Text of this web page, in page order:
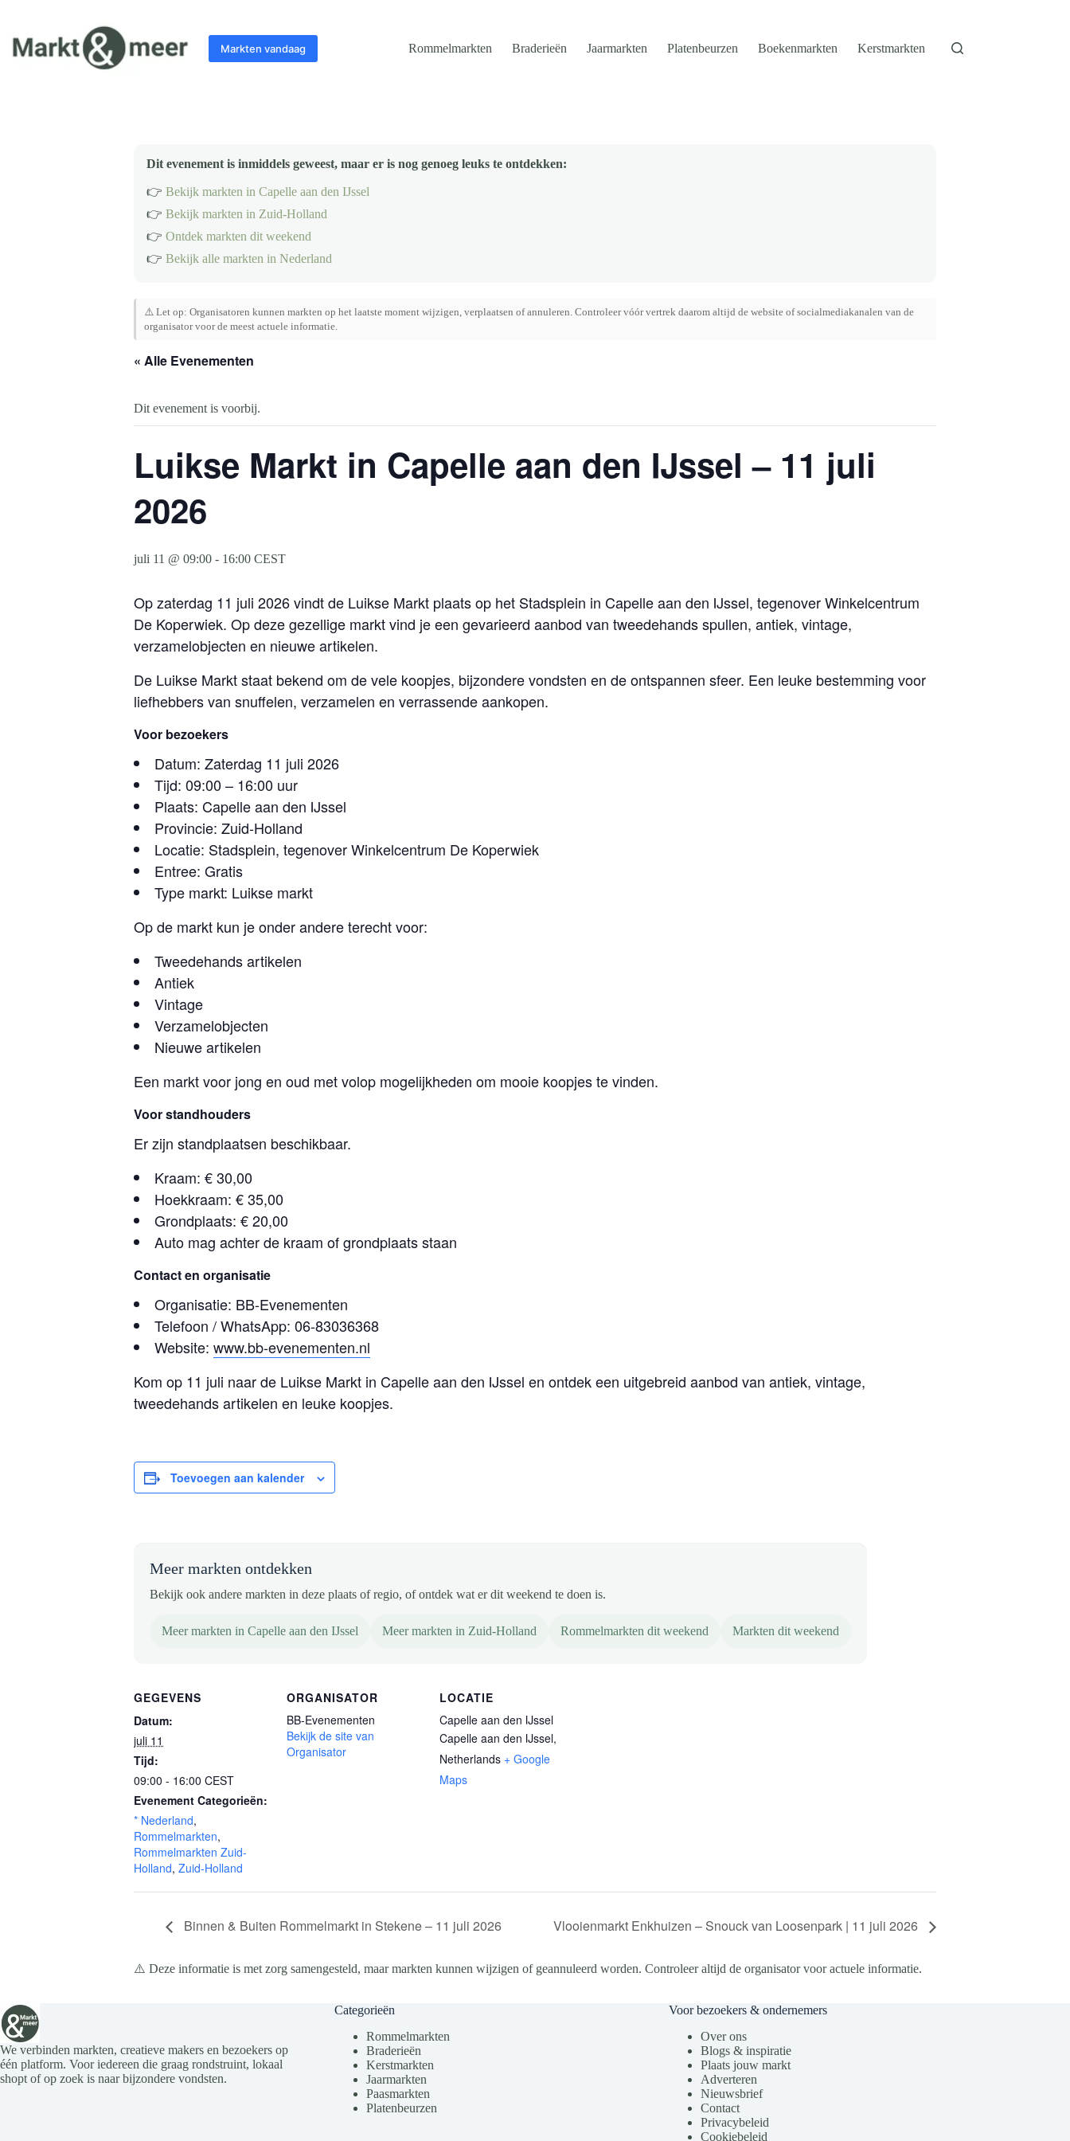
inhoud
Markten vandaag Rommelmarkten Braderieën Jaarmarkten Platenbeurzen Boekenmarkten Kerstmarkten
Dit evenement is inmiddels geweest, maar er is nog genoeg leuks te ontdekken:
👉 Bekijk markten in Capelle aan den IJssel
👉 Bekijk markten in Zuid-Holland
👉 Ontdek markten dit weekend
👉 Bekijk alle markten in Nederland
⚠️ Let op: Organisatoren kunnen markten op het laatste moment wijzigen, verplaatsen of annuleren. Controleer vóór vertrek daarom altijd de website of socialmediakanalen van de
organisator voor de meest actuele informatie.
« Alle Evenementen
Dit evenement is voorbij.
Luikse Markt in Capelle aan den IJssel – 11 juli
2026
juli 11 @ 09:00 - 16:00 CEST
Op zaterdag 11 juli 2026 vindt de Luikse Markt plaats op het Stadsplein in Capelle aan den IJssel, tegenover Winkelcentrum
De Koperwiek. Op deze gezellige markt vind je een gevarieerd aanbod van tweedehands spullen, antiek, vintage,
verzamelobjecten en nieuwe artikelen.
De Luikse Markt staat bekend om de vele koopjes, bijzondere vondsten en de ontspannen sfeer. Een leuke bestemming voor
liefhebbers van snuffelen, verzamelen en verrassende aankopen.
Voor bezoekers
Datum: Zaterdag 11 juli 2026
Tijd: 09:00 – 16:00 uur
Plaats: Capelle aan den IJssel
Provincie: Zuid-Holland
Locatie: Stadsplein, tegenover Winkelcentrum De Koperwiek
Entree: Gratis
Type markt: Luikse markt
Op de markt kun je onder andere terecht voor:
Tweedehands artikelen
Antiek
Vintage
Verzamelobjecten
Nieuwe artikelen
Een markt voor jong en oud met volop mogelijkheden om mooie koopjes te vinden.
Voor standhouders
Er zijn standplaatsen beschikbaar.
Kraam: € 30,00
Hoekkraam: € 35,00
Grondplaats: € 20,00
Auto mag achter de kraam of grondplaats staan
Contact en organisatie
Organisatie: BB-Evenementen
Telefoon / WhatsApp: 06-83036368
Website: www.bb-evenementen.nl
Kom op 11 juli naar de Luikse Markt in Capelle aan den IJssel en ontdek een uitgebreid aanbod van antiek, vintage,
tweedehands artikelen en leuke koopjes.
Toevoegen aan kalender
Meer markten ontdekken
Bekijk ook andere markten in deze plaats of regio, of ontdek wat er dit weekend te doen is.
Meer markten in Capelle aan den IJssel Meer markten in Zuid-Holland Rommelmarkten dit weekend Markten dit weekend
GEGEVENS
Datum:
juli 11
Tijd:
09:00 - 16:00 CEST
Evenement Categorieën:
* Nederland,
Rommelmarkten,
Rommelmarkten Zuid-
Holland, Zuid-Holland
ORGANISATOR
BB-Evenementen
Bekijk de site van
Organisator
LOCATIE
Capelle aan den IJssel
Capelle aan den IJssel,
Netherlands + Google
Maps
Binnen & Buiten Rommelmarkt in Stekene – 11 juli 2026 Vlooienmarkt Enkhuizen – Snouck van Loosenpark | 11 juli 2026
⚠️ Deze informatie is met zorg samengesteld, maar markten kunnen wijzigen of geannuleerd worden. Controleer altijd de organisator voor actuele informatie.
We verbinden markten, creatieve makers en bezoekers op
één platform. Voor iedereen die graag rondstruint, lokaal
shopt of op zoek is naar bijzondere vondsten.
Categorieën
Rommelmarkten
Braderieën
Kerstmarkten
Jaarmarkten
Paasmarkten
Platenbeurzen
Voor bezoekers & ondernemers
Over ons
Blogs & inspiratie
Plaats jouw markt
Adverteren
Nieuwsbrief
Contact
Privacybeleid
Cookiebeleid